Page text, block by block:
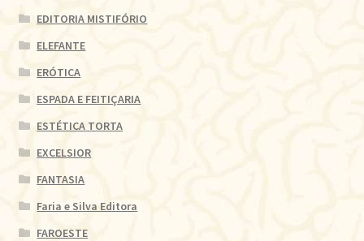
EDITORIA MISTIFÓRIO
ELEFANTE
ERÓTICA
ESPADA E FEITIÇARIA
ESTÉTICA TORTA
EXCELSIOR
FANTASIA
Faria e Silva Editora
FAROESTE